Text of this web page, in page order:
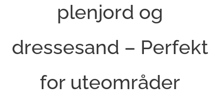
plenjord og
dressesand – Perfekt
for uteområder